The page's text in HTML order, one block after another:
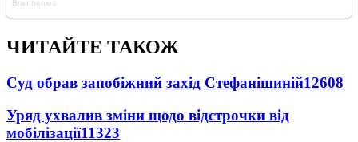
ЧИТАЙТЕ ТАКОЖ
Суд обрав запобіжний захід Стефанішиній12608
Уряд ухвалив зміни щодо відстрочки від
мобілізації11323